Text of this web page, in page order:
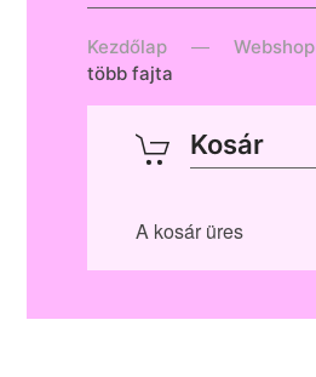
Kezdőlap Webshop
több fajta
Kosár
A kosár üres